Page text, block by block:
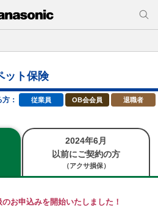
ット保険
： 従業員 OB会会員 退職者
2024年6月
以前にご契約の方
（アクサ損保）
お申込みを開始いたしました！